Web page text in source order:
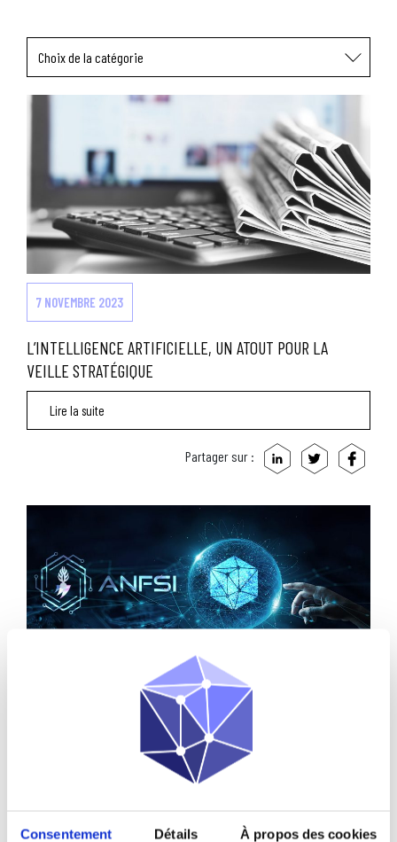
Consentement Détails À propos des cookies
Choix de la catégorie
7 NOVEMBRE 2023
L’INTELLIGENCE ARTIFICIELLE, UN ATOUT POUR LA
VEILLE STRATÉGIQUE
Lire la suite
Partager sur :
L’ANFSI ET OPPSCIENCE ADAPTENT LES MÉTHODES
D’ENQUÊTES AUX NOUVEAUX ENJEUX NUMÉRIQUES
ANALYSIS MANAGEMENT